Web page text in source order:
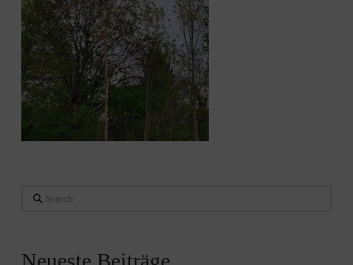
Search